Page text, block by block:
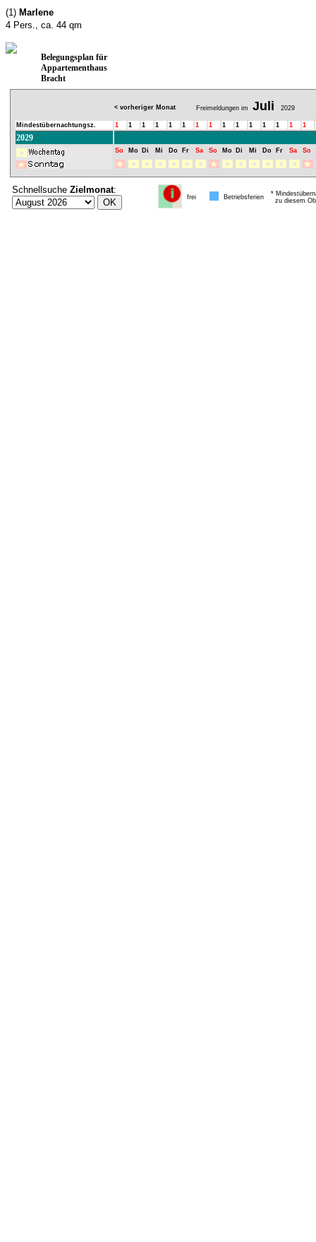
(1) Marlene
4 Pers., ca. 44 qm
Belegungsplan für
Appartementhaus
Bracht
< vorheriger Monat Freimeldungen im Juli 2029
Mindestübernachtungsz. 1 1 1 1 1 1 1 1 1 1 1 1 1 1 1
2029
So Mo Di Mi Do Fr Sa So Mo Di Mi Do Fr Sa So
Schnellsuche Zielmonat:
frei Betriebsferien
*
zu diesem